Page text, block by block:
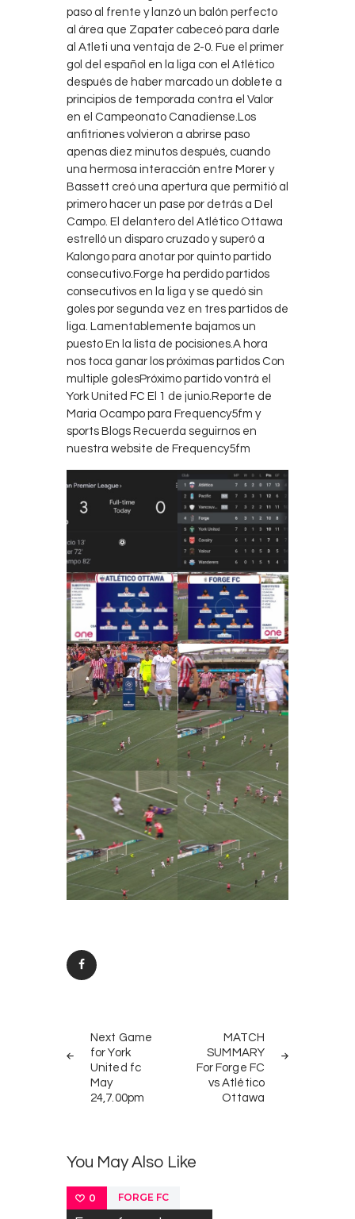
paso al frente y lanzó un balón perfecto
al área que Zapater cabeceó para darle
al Atleti una ventaja de 2-0. Fue el primer
gol del español en la liga con el Atlético
después de haber marcado un doblete a
principios de temporada contra el Valor
en el Campeonato Canadiense.Los
anfitriones volvieron a abrirse paso
apenas diez minutos después, cuando
una hermosa interacción entre Morer y
Bassett creó una apertura que permitió al
primero hacer un pase por detrás a Del
Campo. El delantero del Atlético Ottawa
estrelló un disparo cruzado y superó a
Kalongo para anotar por quinto partido
consecutivo.Forge ha perdido partidos
consecutivos en la liga y se quedó sin
goles por segunda vez en tres partidos de
liga. Lamentablemente bajamos un
puesto En la lista de pocisiones.A hora
nos toca ganar los próximas partidos Con
multiple golesPróximo partido vontrà el
York United FC El 1 de junio.Reporte de
Maria Ocampo para Frequency5fm y
sports Blogs Recuerda seguirnos en
nuestra website de Frequency5fm
navigation
POST
Next Game
for York
United fc
May
24,7.00pm
MATCH
SUMMARY
For Forge FC
vs Atlético
Ottawa
You May Also Like
0 FORGE FC